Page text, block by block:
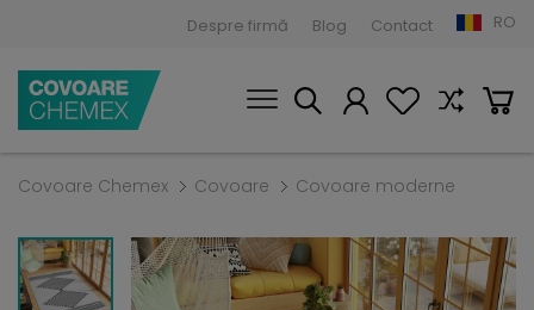
Despre firmă Blog Contact RO
Covoare Chemex Covoare Covoare moderne